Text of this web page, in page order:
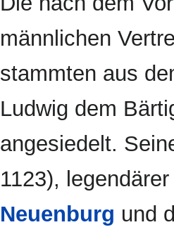
männlichen
stammten aus
Ludwig dem
angesiedelt.
1123),
Neuenburg und